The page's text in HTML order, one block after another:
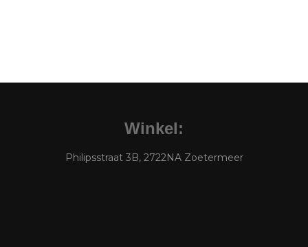
Winkel:
Philipsstraat 3B, 2722NA Zoetermeer